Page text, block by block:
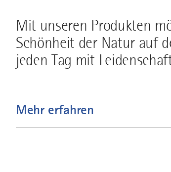
Mit unseren Produkten
Schönheit der Natur auf
jeden Tag mit
Mehr erfahren